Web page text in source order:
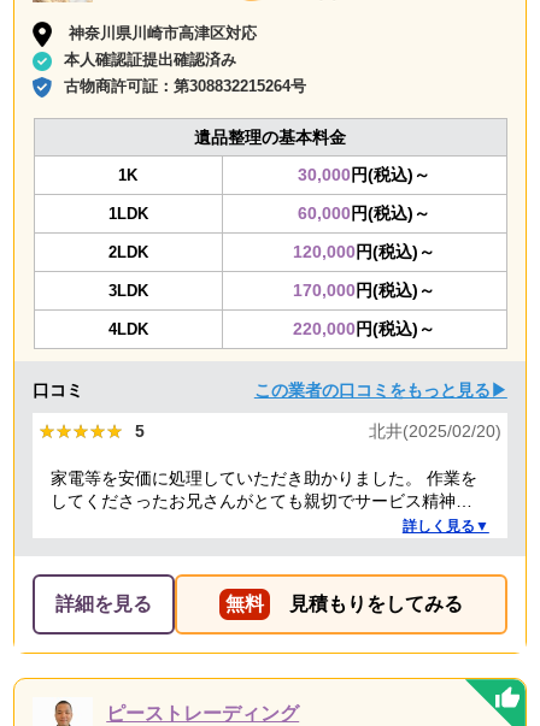
神奈川県川崎市高津区対応
本人確認証提出確認済み
古物商許可証：第308832215264号
遺品整理の基本料金
1K 30,000円(税込)～
1LDK 60,000円(税込)～
2LDK 120,000円(税込)～
3LDK 170,000円(税込)～
4LDK 220,000円(税込)～
口コミ この業者の口コミをもっと見る▶
★★★★★
★★★★★ 5 北井(2025/02/20)
家電等を安価に処理していただき助かりました。 作業を
してくださったお兄さんがとても親切でサービス精神溢
詳しく見る▼
詳細を見る 無料 見積もりをしてみる
ピーストレーディング